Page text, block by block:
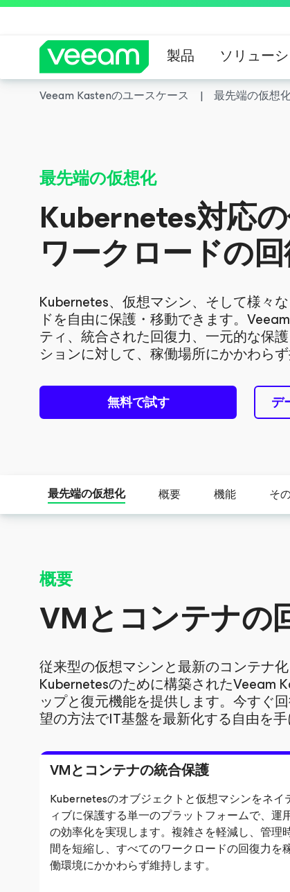
製品 ソリュー
Veeam Kastenのユースケース 最先端の仮想
最先端の仮想化
Kubernetes対応
ワークロードの
Kubernetes、仮想マシン、そして様々
ドを自由に保護・移動できます。
ティ、統合された回復力、一元的な保
ションに対して、稼働場所にかかわらず
無料で試す デ
最先端の仮想化 概要 機能 そ
概要
VMとコンテナの
従来型の仮想マシンと最新のコンテナ
Kubernetesのために構築されたVeeam
ップと復元機能を提供します。今すぐ
望の方法でIT基盤を最新化する自由を手
VMとコンテナの統合保護
Kubernetesのオブジェクトと仮想マシンをネイ
ィブに保護する単一のプラットフォームで、運
の効率化を実現します。複雑さを軽減し、管理
間を短縮し、すべてのワークロードの回復力を
働環境にかかわらず維持します。